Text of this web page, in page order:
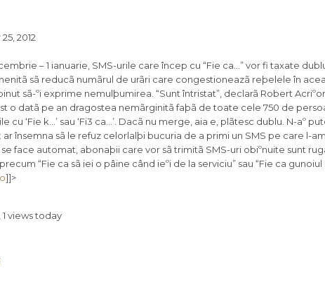
2012
– 1 ianuarie, SMS-urile care încep cu “Fie ca…” vor fi taxate
sã reducã numãrul de urãri care congestioneazã reþelele în
sã-ºi exprime nemulþumirea. “Sunt întristat”, declarã Robert
o datã pe an dragostea nemãrginitã faþã de toate cele 750 de
cu ‘Fie k…’ sau ‘Fi3 ca…’. Dacã nu merge, aia e, plãtesc dublu. N-aº
însemna sã le refuz celorlalþi bucuria de a primi un SMS pe care l-
face automat, abonaþii care vor sã trimitã SMS-uri obiºnuite sunt
“Fie ca sã iei o pâine când ieºi de la serviciu” sau “Fie ca
]]>
, 1 views today